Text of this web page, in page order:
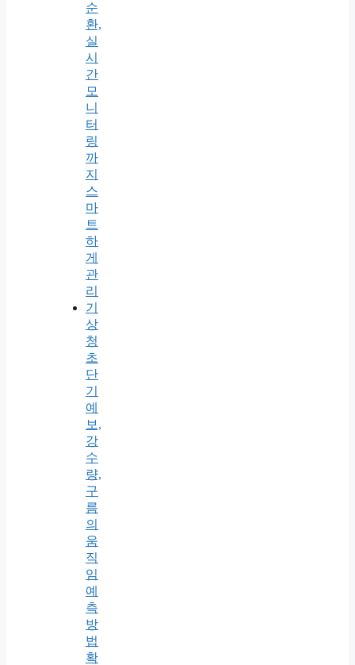
순
환,
실
시
간
모
니
터
링
까
지
스
마
트
하
게
관
리
기
상
청
초
단
기
예
보,
강
수
량,
구
름
의
움
직
임
예
측
방
법
확